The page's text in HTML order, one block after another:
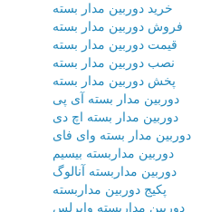
خرید دوربین مدار بسته
فروش دوربین مدار بسته
قیمت دوربین مدار بسته
نصب دوربین مدار بسته
پخش دوربین مدار بسته
دوربین مدار بسته آی پی
دوربین مدار بسته اچ دی
دوربین مدار بسته وای فای
دوربین مداربسته بیسیم
دوربین مداربسته آنالوگ
پکیج دوربین مداربسته
دوربین مداربسته وایرلس